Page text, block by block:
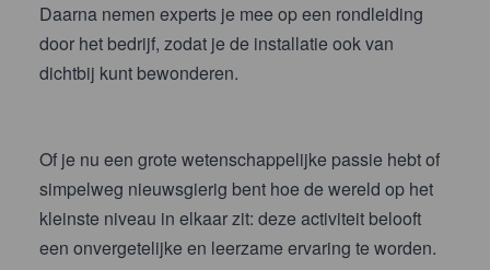
Daarna nemen experts je mee op een rondleiding
door het bedrijf, zodat je de installatie ook van
dichtbij kunt bewonderen.
Of je nu een grote wetenschappelijke passie hebt of
simpelweg nieuwsgierig bent hoe de wereld op het
kleinste niveau in elkaar zit: deze activiteit belooft
een onvergetelijke en leerzame ervaring te worden.